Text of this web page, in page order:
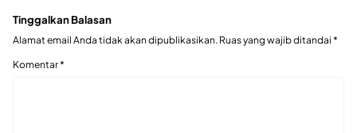
Tinggalkan Balasan
Alamat email Anda tidak akan dipublikasikan. Ruas yang wajib ditandai *
Komentar*